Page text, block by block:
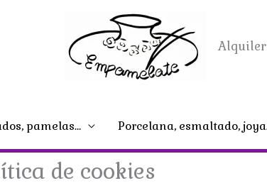
Alquiler
pamelas… Porcelana, esmaltado,
de cookies